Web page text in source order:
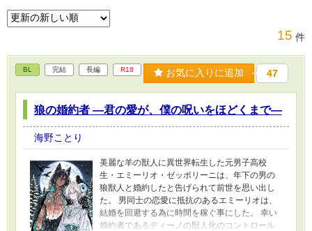
15 件
BL 完結 長編 R18 お気に入りに追加 47
狼の婚約者 ―君の愛が、僕の呪いをほどくまで―
海野ことり
美麗な羊の獣人に異世界転生した元男子高校
生・エミーリオ・ゼッポリーニは、年下の男の
狼獣人と婚約したと告げられて前世を思い出し
た。 男同士の恋愛に抵抗のあるエミーリオは、
結婚を回避する為に時間を稼ぐ事にした。 幸い
婚約者であるディーノの獣人化のコントロール